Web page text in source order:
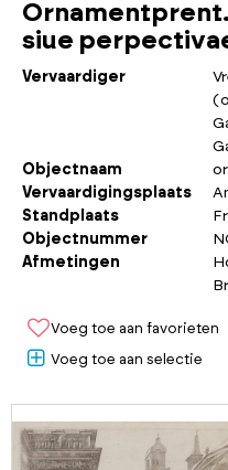
siue
Vervaardiger
Objectnaam
Vervaardigingsplaats
Standplaats
Objectnummer
Afmetingen
Voeg toe aan favorieten
Voeg toe aan selectie